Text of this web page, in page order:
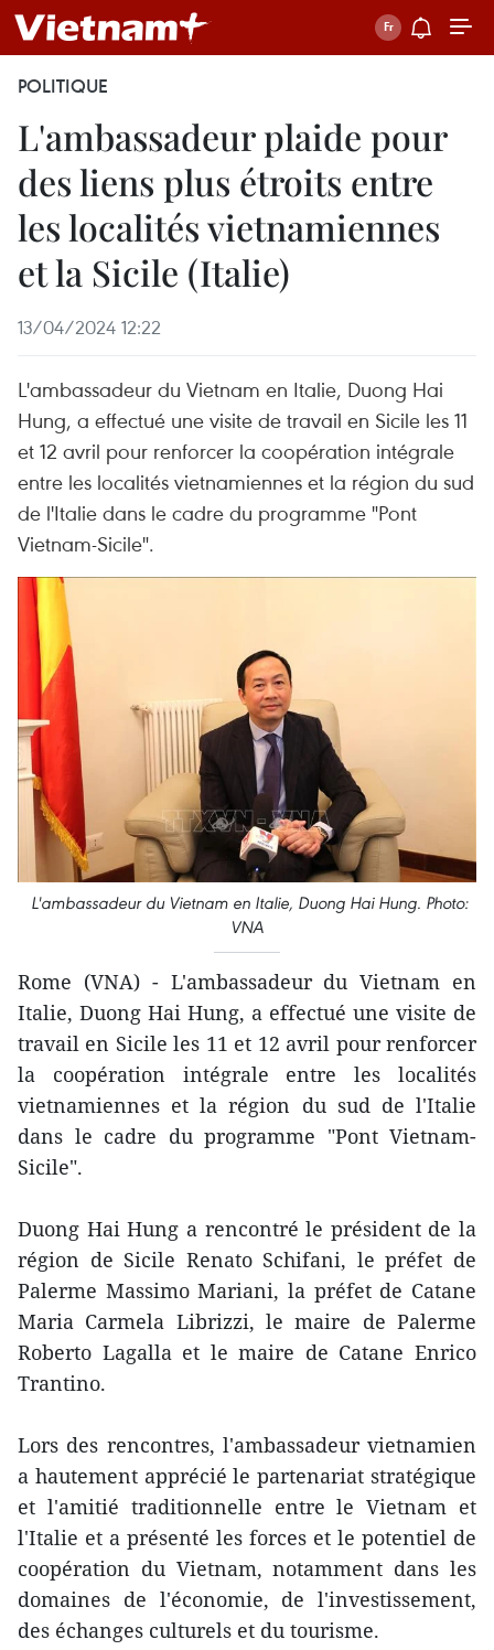
POLITIQUE
L'ambassadeur plaide pour
des liens plus étroits entre
les localités vietnamiennes
et la Sicile (Italie)
13/04/2024 12:22
L'ambassadeur du Vietnam en Italie, Duong Hai
Hung, a effectué une visite de travail en Sicile les 11
et 12 avril pour renforcer la coopération intégrale
entre les localités vietnamiennes et la région du sud
de l'Italie dans le cadre du programme "Pont
Vietnam-Sicile".
L'ambassadeur du Vietnam en Italie, Duong Hai Hung. Photo:
VNA
Rome (VNA) - L'ambassadeur du Vietnam en
Italie, Duong Hai Hung, a effectué une visite de
travail en Sicile les 11 et 12 avril pour renforcer
la coopération intégrale entre les localités
vietnamiennes et la région du sud de l'Italie
dans le cadre du programme "Pont Vietnam-
Sicile".
Duong Hai Hung a rencontré le président de la
région de Sicile Renato Schifani, le préfet de
Palerme Massimo Mariani, la préfet de Catane
Maria Carmela Librizzi, le maire de Palerme
Roberto Lagalla et le maire de Catane Enrico
Trantino.
Lors des rencontres, l'ambassadeur vietnamien
a hautement apprécié le partenariat stratégique
et l'amitié traditionnelle entre le Vietnam et
l'Italie et a présenté les forces et le potentiel de
coopération du Vietnam, notamment dans les
domaines de l'économie, de l'investissement,
des échanges culturels et du tourisme.